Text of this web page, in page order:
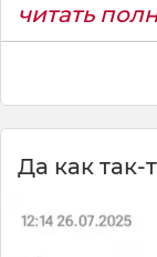
читать
Да как так-